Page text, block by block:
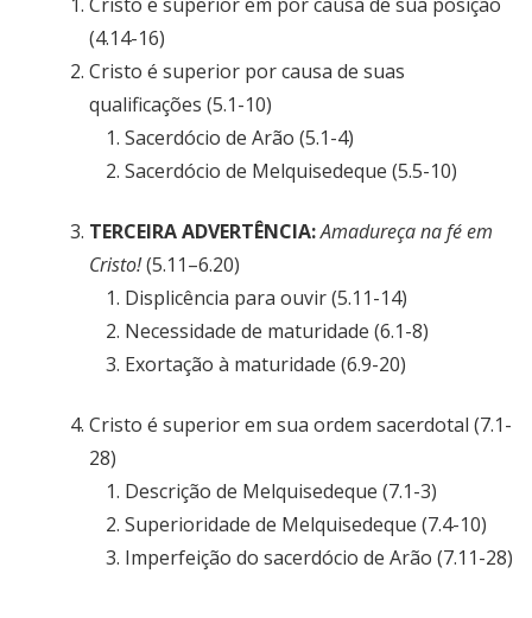
(4.14-16)
Cristo é superior por causa de suas
qualificações (5.1-10)
Sacerdócio de Arão (5.1-4)
Sacerdócio de Melquisedeque (5.5-10)
TERCEIRA ADVERTÊNCIA:Amadureça na fé em
Cristo!(5.11–6.20)
Displicência para ouvir (5.11-14)
Necessidade de maturidade (6.1-8)
Exortação à maturidade (6.9-20)
Cristo é superior em sua ordem sacerdotal (7.1-
28)
Descrição de Melquisedeque (7.1-3)
Superioridade de Melquisedeque (7.4-10)
Imperfeição do sacerdócio de Arão (7.11-28)